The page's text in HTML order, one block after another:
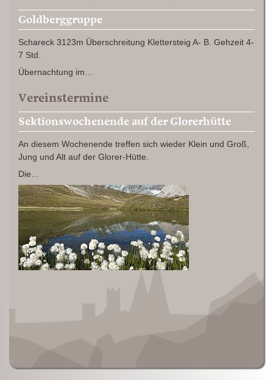
Goldberggruppe
Schareck 3123m Überschreitung Klettersteig A- B. Gehzeit 4-
7 Std.
Übernachtung im…
Vereinstermine
Sektionswochenende auf der Glorerhütte
An diesem Wochenende treffen sich wieder Klein und Groß,
Jung und Alt auf der Glorer-Hütte.
Die…